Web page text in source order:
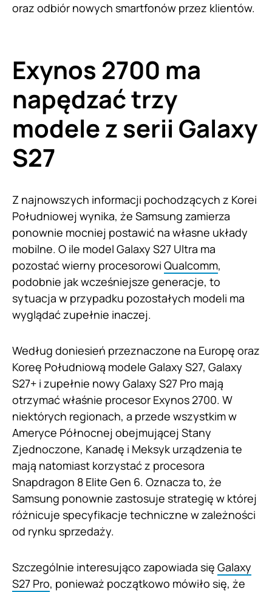
oraz odbiór nowych smartfonów przez klientów.
Exynos 2700 ma
napędzać trzy
modele z serii Galaxy
S27
Z najnowszych informacji pochodzących z Korei
Południowej wynika, że Samsung zamierza
ponownie mocniej postawić na własne układy
mobilne. O ile model Galaxy S27 Ultra ma
pozostać wierny procesorowi Qualcomm,
podobnie jak wcześniejsze generacje, to
sytuacja w przypadku pozostałych modeli ma
wyglądać zupełnie inaczej.
Według doniesień przeznaczone na Europę oraz
Koreę Południową modele Galaxy S27, Galaxy
S27+ i zupełnie nowy Galaxy S27 Pro mają
otrzymać właśnie procesor Exynos 2700. W
niektórych regionach, a przede wszystkim w
Ameryce Północnej obejmującej Stany
Zjednoczone, Kanadę i Meksyk urządzenia te
mają natomiast korzystać z procesora
Snapdragon 8 Elite Gen 6. Oznacza to, że
Samsung ponownie zastosuje strategię w której
różnicuje specyfikacje techniczne w zależności
od rynku sprzedaży.
Szczególnie interesująco zapowiada się Galaxy
S27 Pro, ponieważ początkowo mówiło się, że